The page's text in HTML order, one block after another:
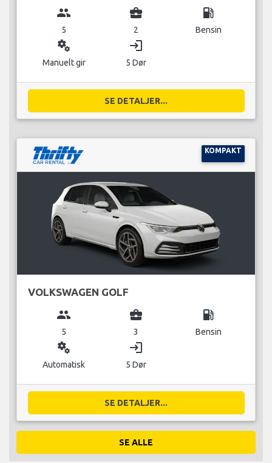
group
5
business_center
2
local_gas_station
Bensin
miscellaneous_services
Manuelt gir
login
5 Dør
SE DETALJER...
KOMPAKT
VOLKSWAGEN GOLF
group
5
business_center
3
local_gas_station
Bensin
miscellaneous_services
Automatisk
login
5 Dør
SE DETALJER...
SE ALLE